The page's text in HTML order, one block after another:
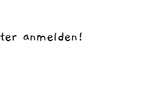
anmelden!